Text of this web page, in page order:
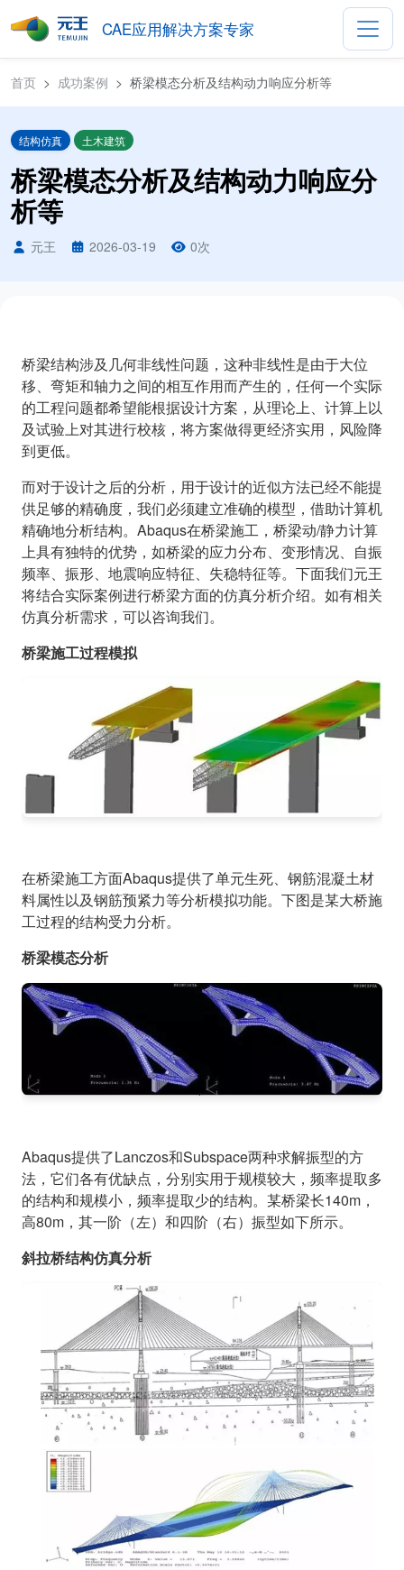
CAE应用解决方案专家
首页 成功案例 桥梁模态分析及结构动力响应分析等
结构仿真 土木建筑
桥梁模态分析及结构动力响应分
析等
元王 2026-03-19 0次
桥梁结构涉及几何非线性问题，这种非线性是由于大位
移、弯矩和轴力之间的相互作用而产生的，任何一个实际
的工程问题都希望能根据设计方案，从理论上、计算上以
及试验上对其进行校核，将方案做得更经济实用，风险降
到更低。
而对于设计之后的分析，用于设计的近似方法已经不能提
供足够的精确度，我们必须建立准确的模型，借助计算机
精确地分析结构。Abaqus在桥梁施工，桥梁动/静力计算
上具有独特的优势，如桥梁的应力分布、变形情况、自振
频率、振形、地震响应特征、失稳特征等。下面我们元王
将结合实际案例进行桥梁方面的仿真分析介绍。如有相关
仿真分析需求，可以咨询我们。
桥梁施工过程模拟
在桥梁施工方面Abaqus提供了单元生死、钢筋混凝土材
料属性以及钢筋预紧力等分析模拟功能。下图是某大桥施
工过程的结构受力分析。
桥梁模态分析
Abaqus提供了Lanczos和Subspace两种求解振型的方
法，它们各有优缺点，分别实用于规模较大，频率提取多
的结构和规模小，频率提取少的结构。某桥梁长140m，
高80m，其一阶（左）和四阶（右）振型如下所示。
斜拉桥结构仿真分析